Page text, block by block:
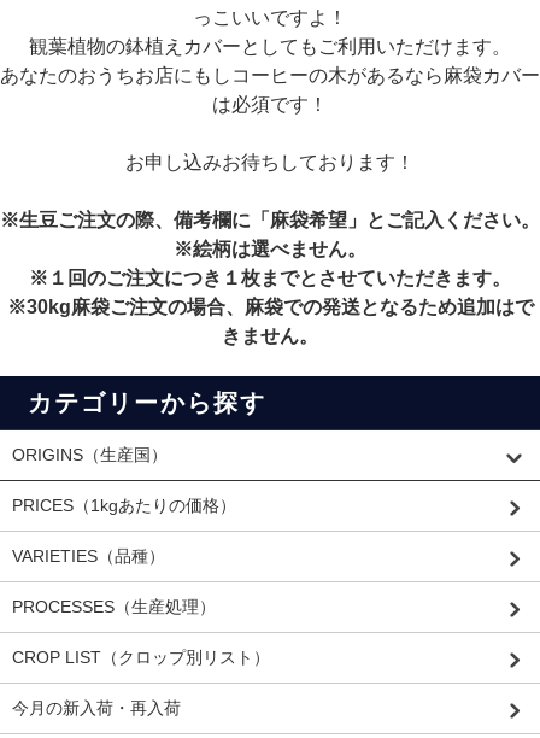
っこいいですよ！
観葉植物の鉢植えカバーとしてもご利用いただけます。
あなたのおうちお店にもしコーヒーの木があるなら麻袋カバー
は必須です！
お申し込みお待ちしております！
※生豆ご注文の際、備考欄に「麻袋希望」とご記入ください。
※絵柄は選べません。
※１回のご注文につき１枚までとさせていただきます。
※30kg麻袋ご注文の場合、麻袋での発送となるため追加はで
きません。
カテゴリーから探す
ORIGINS（生産国）
PRICES（1kgあたりの価格）
VARIETIES（品種）
PROCESSES（生産処理）
CROP LIST（クロップ別リスト）
今月の新入荷・再入荷